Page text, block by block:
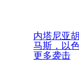
内塔尼亚
马斯，以
更多袭击